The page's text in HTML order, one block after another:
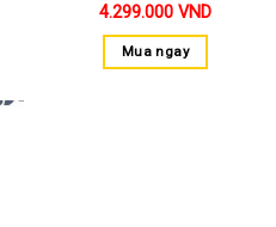
4.299.000 VND
Mua ngay